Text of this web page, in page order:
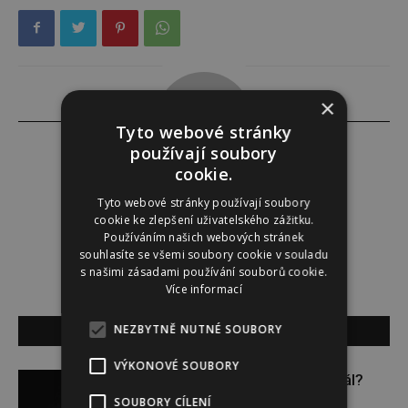
Tereza Yasmina Abazid
SOUVISEJÍCÍ ČLÁNKY
Budou se vraždit malé děti dál?
×
Tyto webové stránky
používají soubory
cookie.
Tyto webové stránky používají soubory
cookie ke zlepšení uživatelského zážitku.
Používáním našich webových stránek
souhlasíte se všemi soubory cookie v souladu
s našimi zásadami používání souborů cookie.
Více informací
NEZBYTNĚ NUTNÉ SOUBORY
VÝKONOVÉ SOUBORY
SOUBORY CÍLENÍ